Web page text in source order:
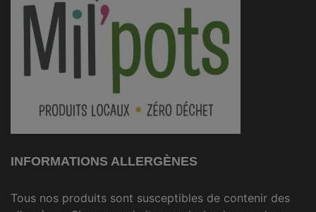
INFORMATIONS ALLERGÈNES
Tous nos produits sont susceptibles de contenir des